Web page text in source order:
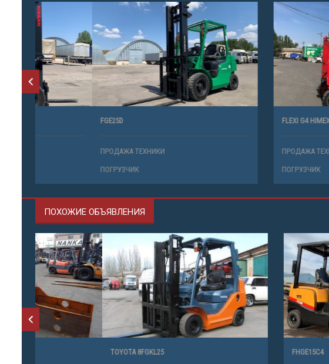
ПРОДАЖА ТЕХНИКИ ПРОДАЖА ТЕХНИКИ
ПОХОЖИЕ ОБЪЯВЛЕНИЯ